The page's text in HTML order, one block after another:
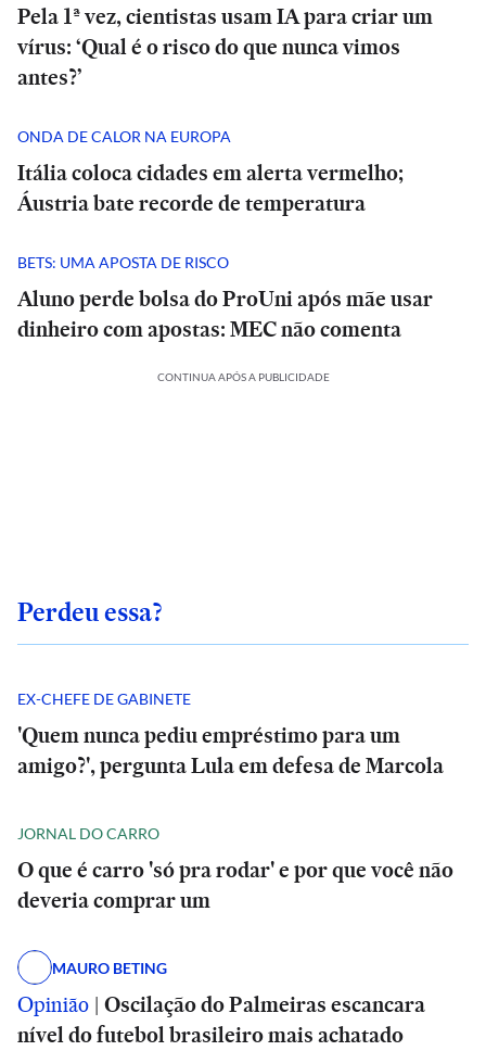
Pela 1ª vez, cientistas usam IA para criar um
vírus: ‘Qual é o risco do que nunca vimos
antes?’
ONDA DE CALOR NA EUROPA
Itália coloca cidades em alerta vermelho;
Áustria bate recorde de temperatura
BETS: UMA APOSTA DE RISCO
Aluno perde bolsa do ProUni após mãe usar
dinheiro com apostas: MEC não comenta
CONTINUA APÓS A PUBLICIDADE
Perdeu essa?
EX-CHEFE DE GABINETE
'Quem nunca pediu empréstimo para um
amigo?', pergunta Lula em defesa de Marcola
JORNAL DO CARRO
O que é carro 'só pra rodar' e por que você não
deveria comprar um
MAURO BETING
Opinião | Oscilação do Palmeiras escancara
nível do futebol brasileiro mais achatado